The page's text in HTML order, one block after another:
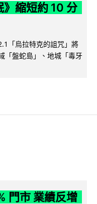
》縮短約 10 分
「烏拉特克的詛咒」將
「盤蛇島」、地城「毒牙
門市 業績反增